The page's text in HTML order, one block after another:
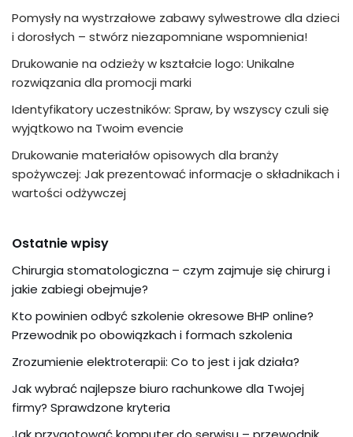
Pomysły na wystrzałowe zabawy sylwestrowe dla dzieci
i dorosłych – stwórz niezapomniane wspomnienia!
Drukowanie na odzieży w kształcie logo: Unikalne
rozwiązania dla promocji marki
Identyfikatory uczestników: Spraw, by wszyscy czuli się
wyjątkowo na Twoim evencie
Drukowanie materiałów opisowych dla branży
spożywczej: Jak prezentować informacje o składnikach i
wartości odżywczej
Ostatnie wpisy
Chirurgia stomatologiczna – czym zajmuje się chirurg i
jakie zabiegi obejmuje?
Kto powinien odbyć szkolenie okresowe BHP online?
Przewodnik po obowiązkach i formach szkolenia
Zrozumienie elektroterapii: Co to jest i jak działa?
Jak wybrać najlepsze biuro rachunkowe dla Twojej
firmy? Sprawdzone kryteria